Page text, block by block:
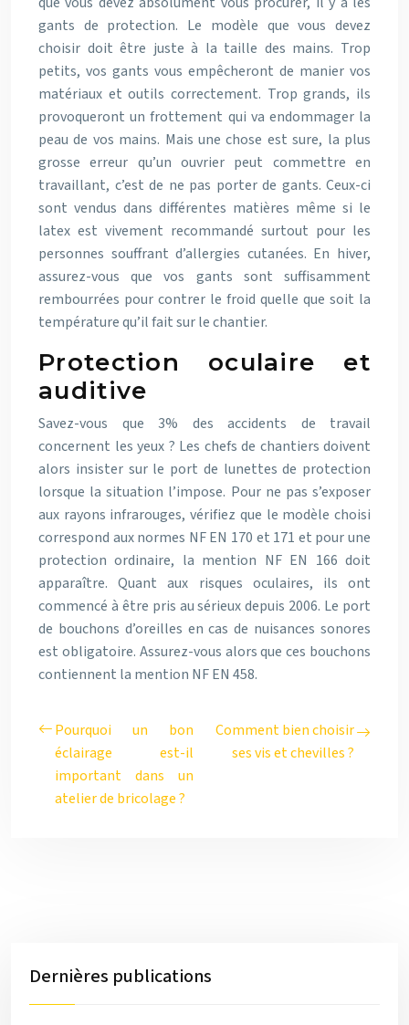
gants de protection. Le modèle que vous devez
choisir doit être juste à la taille des mains. Trop
petits, vos gants vous empêcheront de manier vos
matériaux et outils correctement. Trop grands, ils
provoqueront un frottement qui va endommager la
peau de vos mains. Mais une chose est sure, la plus
grosse erreur qu’un ouvrier peut commettre en
travaillant, c’est de ne pas porter de gants. Ceux-ci
sont vendus dans différentes matières même si le
latex est vivement recommandé surtout pour les
personnes souffrant d’allergies cutanées. En hiver,
assurez-vous que vos gants sont suffisamment
rembourrées pour contrer le froid quelle que soit la
température qu’il fait sur le chantier.
Protection oculaire et
auditive
Savez-vous que 3% des accidents de travail
concernent les yeux ? Les chefs de chantiers doivent
alors insister sur le port de lunettes de protection
lorsque la situation l’impose. Pour ne pas s’exposer
aux rayons infrarouges, vérifiez que le modèle choisi
correspond aux normes NF EN 170 et 171 et pour une
protection ordinaire, la mention NF EN 166 doit
apparaître. Quant aux risques oculaires, ils ont
commencé à être pris au sérieux depuis 2006. Le port
de bouchons d’oreilles en cas de nuisances sonores
est obligatoire. Assurez-vous alors que ces bouchons
contiennent la mention NF EN 458.
Pourquoi un bon
éclairage est-il
important dans un
atelier de bricolage ?
Comment bien choisir
ses vis et chevilles ?
Dernières publications